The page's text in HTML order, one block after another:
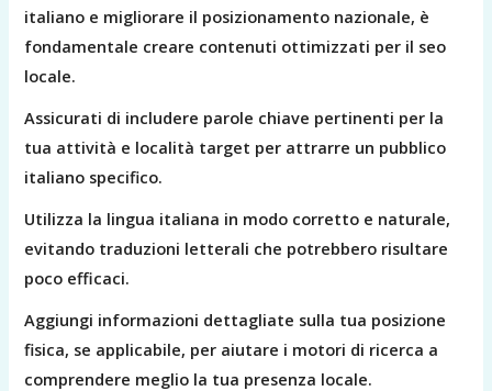
italiano e migliorare il posizionamento nazionale, è
fondamentale creare contenuti ottimizzati per il seo
locale.
Assicurati di includere parole chiave pertinenti per la
tua attività e località target per attrarre un pubblico
italiano specifico.
Utilizza la lingua italiana in modo corretto e naturale,
evitando traduzioni letterali che potrebbero risultare
poco efficaci.
Aggiungi informazioni dettagliate sulla tua posizione
fisica, se applicabile, per aiutare i motori di ricerca a
comprendere meglio la tua presenza locale.